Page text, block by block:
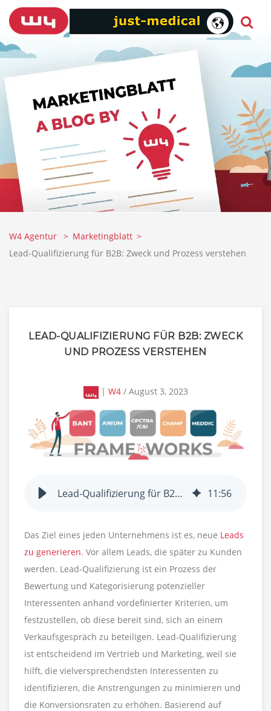
W4 Agentur
Marketingblatt
Lead-Qualifizierung für B2B: Zweck und Prozess verstehen
LEAD-QUALIFIZIERUNG FÜR B2B: ZWECK
UND PROZESS VERSTEHEN
| W4/ August 3, 2023
Lead-Qualifizierung für B2B: Zweck und Prozess verstehen 11:56
Das Ziel eines jeden Unternehmens ist es, neue Leads
zu generieren. Vor allem Leads, die später zu Kunden
werden. Lead-Qualifizierung ist ein Prozess der
Bewertung und Kategorisierung potenzieller
Interessenten anhand vordefinierter Kriterien, um
festzustellen, ob diese bereit sind, sich an einem
Verkaufsgespräch zu beteiligen. Lead-Qualifizierung
ist entscheidend im Vertrieb und Marketing, weil sie
hilft, die vielversprechendsten Interessenten zu
identifizieren, die Anstrengungen zu minimieren und
die Konversionsraten zu erhöhen. Basierend auf